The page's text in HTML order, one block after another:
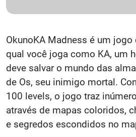
OkunoKA Madness é um
qual você joga como KA, um
deve salvar o mundo das
de Os, seu inimigo mortal.
100 levels, o jogo traz
através de mapas coloridos,
e segredos escondidos no